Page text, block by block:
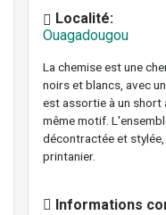
Localité:
Ouagadougou
La chemise est une
noirs et blancs, avec
est assortie à un short
même motif.
décontractée et
printanier.
Informations